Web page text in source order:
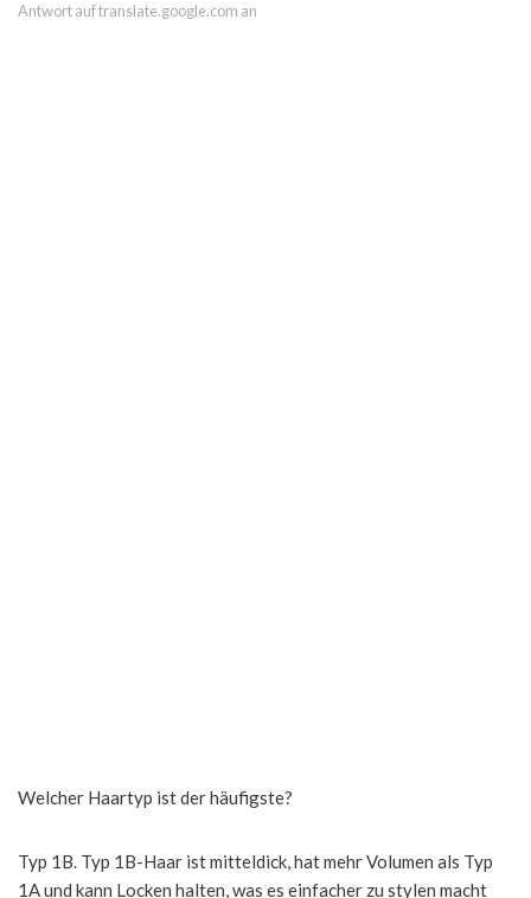
Antwort auf translate.google.com an
Welcher Haartyp ist der häufigste?
Typ 1B. Typ 1B-Haar ist mitteldick, hat mehr Volumen als Typ
1A und kann Locken halten, was es einfacher zu stylen macht